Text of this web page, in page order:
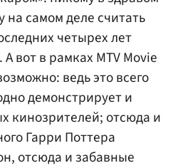
на самом деле считать
четырех лет
вот в рамках MTV Movie
ведь это всего
демонстрирует и
кинозрителей; отсюда и
Гарри Поттера
отсюда и забавные